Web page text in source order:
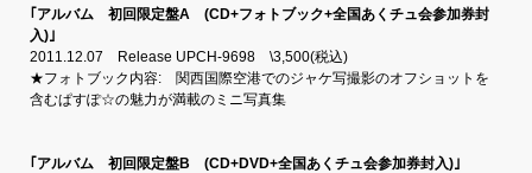
｢アルバム 初回限定盤A (CD+フォトブック+全国あくチュ会参加券封
入)｣
2011.12.07 Release UPCH-9698 \3,500(税込)
★フォトブック内容: 関西国際空港でのジャケ写撮影のオフショットを
含むぱすぽ☆の魅力が満載のミニ写真集
｢アルバム 初回限定盤B (CD+DVD+全国あくチュ会参加券封入)｣